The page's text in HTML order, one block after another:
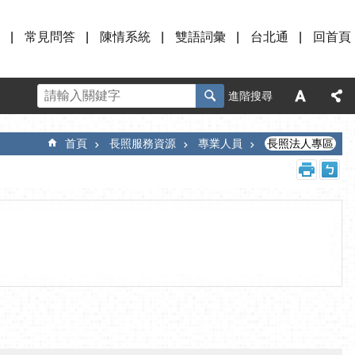
常見問答 陳情系統 雙語詞彙 台北通 回首頁
進階搜尋
首頁 長照服務資源 專業人員 長照法人專區